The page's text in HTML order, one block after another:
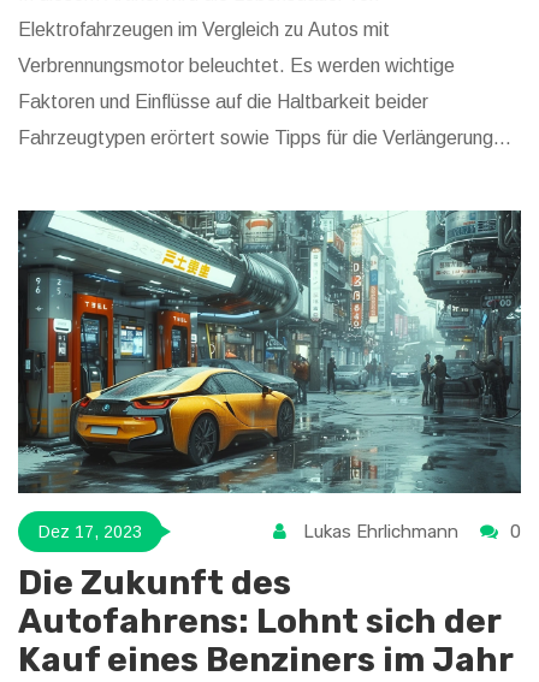
Elektrofahrzeugen im Vergleich zu Autos mit
Verbrennungsmotor beleuchtet. Es werden wichtige
Faktoren und Einflüsse auf die Haltbarkeit beider
Fahrzeugtypen erörtert sowie Tipps für die Verlängerung
Entwicklungen und persönliche Erfahrungen runden das Bild
ab und helfen Verbrauchern bei der Entscheidungsfindung.
Dez 17, 2023 Lukas Ehrlichmann 0
Die Zukunft des
Autofahrens: Lohnt sich der
Kauf eines Benziners im Jahr